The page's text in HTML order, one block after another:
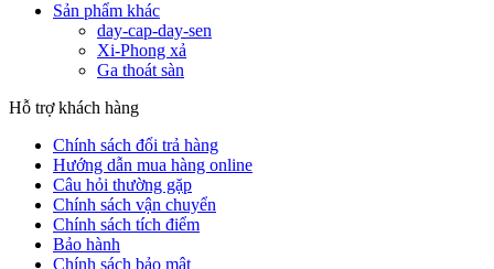
Sản phẩm khác
day-cap-day-sen
Xi-Phong xả
Ga thoát sàn
Hỗ trợ khách hàng
Chính sách đổi trả hàng
Hướng dẫn mua hàng online
Câu hỏi thường gặp
Chính sách vận chuyển
Chính sách tích điểm
Bảo hành
Chính sách bảo mật